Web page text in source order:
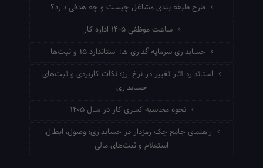
طرح طبقه بندی مشاغل چیست و چه هدفی دارد؟
ساعت موظفی ۱۴۰۵ اداره کار
حسابداری سرمایه گذاری ها؛ استاندارد ۱۵ و ثبت‌ها
استاندارد آثار تغییر در نرخ ارز؛ نکات کاربردی و ثبت‌های
حسابداری
نحوه محاسبه کسری کار در سال ۱۴۰۵
راهنمای جامع چک رمزدار در حسابداری؛ وصول، ابطال،
استعلام و ثبت‌های مالی